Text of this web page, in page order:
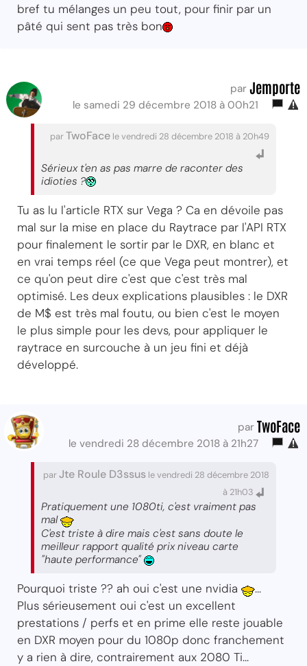
bref tu mélanges un peu tout, pour finir par un
pâté qui sent pas très bon
par Jemporte
le samedi 29 décembre 2018 à 00h21
parTwoFace le vendredi 28 décembre 2018 à 20h49
Sérieux t'en as pas marre de raconter des
idioties ?
Tu as lu l'article RTX sur Vega ? Ca en dévoile pas
mal sur la mise en place du Raytrace par l'API RTX
pour finalement le sortir par le DXR, en blanc et
en vrai temps réel (ce que Vega peut montrer), et
ce qu'on peut dire c'est que c'est très mal
optimisé. Les deux explications plausibles : le DXR
de M$ est très mal foutu, ou bien c'est le moyen
le plus simple pour les devs, pour appliquer le
raytrace en surcouche à un jeu fini et déjà
développé.
par TwoFace
le vendredi 28 décembre 2018 à 21h27
parJte Roule D3ssus le vendredi 28 décembre 2018
à 21h03
Pratiquement une 1080ti, c'est vraiment pas
mal
C'est triste à dire mais c'est sans doute le
meilleur rapport qualité prix niveau carte
"haute performance"
Pourquoi triste ?? ah oui c'est une nvidia
...
Plus sérieusement oui c'est un excellent
prestations / perfs et en prime elle reste jouable
en DXR moyen pour du 1080p donc franchement
y a rien à dire, contrairement aux 2080 Ti...